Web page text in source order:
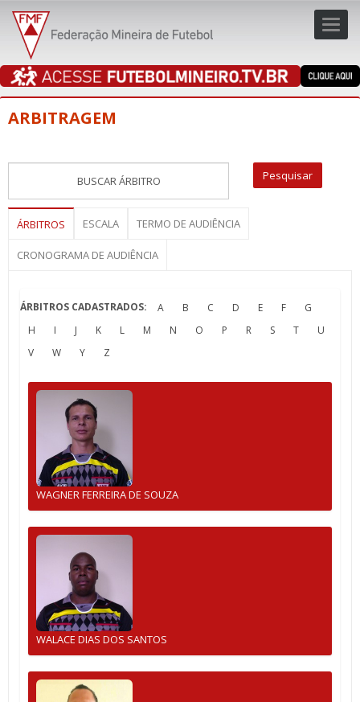
ARBITRAGEM
ÁRBITROS ESCALA TERMO DE AUDIÊNCIA
CRONOGRAMA DE AUDIÊNCIA
ÁRBITROS CADASTRADOS: A B C D E F
G
H
I J K L M N O P R S T
U
V
W Y Z
WAGNER FERREIRA DE SOUZA
WALACE DIAS DOS SANTOS